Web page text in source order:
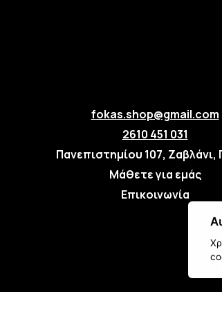
fokas.shop@gmail.com
2610 451 031
Πανεπιστημίου 107, Ζαβλάνι,
Μάθετε για εμάς
Επικοινωνία